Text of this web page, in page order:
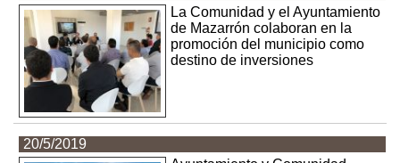
La Comunidad y el Ayuntamiento
de Mazarrón colaboran en la
promoción del municipio como
destino de inversiones
20/5/2019